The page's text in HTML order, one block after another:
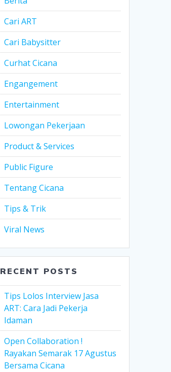
Cari ART
Cari Babysitter
Curhat Cicana
Engangement
Entertainment
Lowongan Pekerjaan
Product & Services
Public Figure
Tentang Cicana
Tips & Trik
Viral News
RECENT POSTS
Tips Lolos Interview Jasa
ART: Cara Jadi Pekerja
Idaman
Open Collaboration !
Rayakan Semarak 17 Agustus
Bersama Cicana